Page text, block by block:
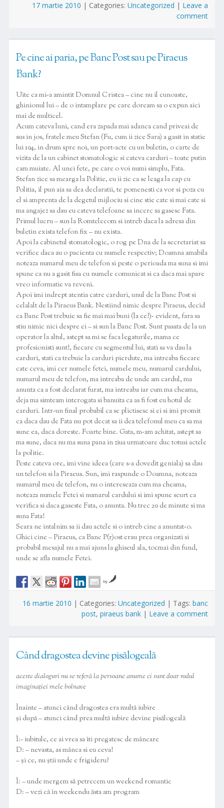
17 martie 2010 | Categories:Uncategorized | Leave a
comment
Pe cine ai paria, pe Banc Post sau pe Piraeus
Bank?
Uite ca mi-a amintit Domnul Cristea – cine nu il cunoaste,
ghinionul lui – de o intamplare pe care doream sa o expun aici
mai de multicel.
Acum cateva luni, cand era zapada mai adanca cand priveai de
sus in jos, fratele meu Stefan (Fu, cum ii zice Sara) a gasit in statie
lui 104, in drum spre noi, un port-acte cu un buletin, o carte de
vizita de la un cabinet stomatologic si cateva carduri – toate putin
cam muiate. Al unei fete, pe care o voi numi simplu, Fata.
Stefan zice sa mearga la Politie, eu ii zic ca se leaga la cap cu
Politia, il pun aia sa dea declaratii, te pomenesti ca vor si poza cu
el si amprenta de la degetul mijlociu si cine stie cate si mai cate si
ma angajez sa dau eu cateva telefoane sa incerc sa gasesc Fata.
Primul lucru – sun la Romtelecom si intreb daca la adresa din
buletin exista telefon fix – nu exista.
Apoi la cabinetul stomatologic, o rog pe Dna de la secretariat sa
verifice daca au o pacienta cu numele respectiv; Doamna amabila
noteaza numarul meu de telefon si peste o perioada ma suna si imi
spune ca nu a gasit fisa cu numele comunicat si ca daca mai apare
vreo informatie va reveni.
Apoi imi indrept atentia catre carduri, unul de la Banc Post si
celalalt de la Piraeus Bank. Nestiind nimic despre Piraeus, decid
ca Banc Post trebuie sa fie mai mai buni (la ce?)- evident, fara sa
stiu nimic nici despre ei – si sun la Banc Post. Sunt pasata de la un
operator la altul, astept sa mi se faca legaturile, mama ce
profesionisti sunt!, fiecare cu segmentul lui, stati sa va dau la
carduri, stati ca trebuie la carduri pierdute, ma intreaba fiecare
cate ceva, imi cer numele fetei, numele meu, numarul cardului,
numarul meu de telefon, ma intreaba de unde am cardul, ma
anunta ca a fost declarat furat, ma intreaba iar cum ma cheama,
deja ma simteam interogata si banuita ca as fi fost eu hotul de
carduri. Intr-un final probabil ca se plictisesc si ei si imi promit
ca daca dau de Fata nu pot decat sa ii dea telefonul meu ca sa ma
sune ea, daca doreste. Foarte bine. Gata, m-am achitat, astept sa
ma sune, daca nu ma suna pana in ziua urmatoare duc totusi actele
la politie.
Peste cateva ore, imi vine ideea (care s-a dovedit geniala) sa dau
un telefon si la Piraeus. Sun, imi raspunde o Doamna, noteaza
numarul meu de telefon, nu o intereseaza cum ma cheama,
noteaza numele Fetei si numarul cardului si imi spune scurt ca
verifica si daca gaseste Fata, o anunta. Nu trec 20 de minute si ma
suna Fata!
Seara ne intalnim sa ii dau actele si o intreb cine a anuntat-o.
Ghici cine – Piraeus, ca Banc P(r)ost erau prea organizati si
probabil mesajul nu a mai ajuns la ghiseul ala, tocmai din fund,
unde se afla numele Fetei.
by
16 martie 2010 | Categories:Uncategorized | Tags:banc
post,piraeus bank | Leave a comment
Când dragostea devine pisălogeală
aceste dialoguri nu se referă la persoane anume ci sunt doar rodul
imaginației mele bolnave
Înainte – atunci când dragostea era multă iubire
și după – atunci când prea multă iubire devine pisălogeală
Î:- iubitule, ce ai vrea sa îti pregatesc de mâncare
D: – nevasta, as mânca si eu ceva!
– și ce, nu știi unde e frigideru?
Î: – unde mergem să petrecem un weekend romantic
D: – vezi că în weekendu ăsta am program